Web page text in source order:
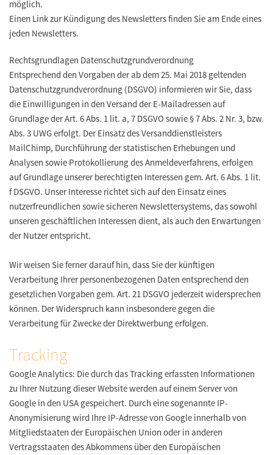
möglich.
Einen Link zur Kündigung des Newsletters finden Sie am Ende eines
jeden Newsletters.
Rechtsgrundlagen Datenschutzgrundverordnung
Entsprechend den Vorgaben der ab dem 25. Mai 2018 geltenden
Datenschutzgrundverordnung (DSGVO) informieren wir Sie, dass
die Einwilligungen in den Versand der E-Mailadressen auf
Grundlage der Art. 6 Abs. 1 lit. a, 7 DSGVO sowie § 7 Abs. 2 Nr. 3, bzw.
Abs. 3 UWG erfolgt. Der Einsatz des Versanddienstleisters
MailChimp, Durchführung der statistischen Erhebungen und
Analysen sowie Protokollierung des Anmeldeverfahrens, erfolgen
auf Grundlage unserer berechtigten Interessen gem. Art. 6 Abs. 1 lit.
f DSGVO. Unser Interesse richtet sich auf den Einsatz eines
nutzerfreundlichen sowie sicheren Newslettersystems, das sowohl
unseren geschäftlichen Interessen dient, als auch den Erwartungen
der Nutzer entspricht.
Wir weisen Sie ferner darauf hin, dass Sie der künftigen
Verarbeitung Ihrer personenbezogenen Daten entsprechend den
gesetzlichen Vorgaben gem. Art. 21 DSGVO jederzeit widersprechen
können. Der Widerspruch kann insbesondere gegen die
Verarbeitung für Zwecke der Direktwerbung erfolgen.
Tracking
Google Analytics: Die durch das Tracking erfassten Informationen
zu Ihrer Nutzung dieser Website werden auf einem Server von
Google in den USA gespeichert. Durch eine sogenannte IP-
Anonymisierung wird Ihre IP-Adresse von Google innerhalb von
Mitgliedstaaten der Europäischen Union oder in anderen
Vertragsstaaten des Abkommens über den Europäischen